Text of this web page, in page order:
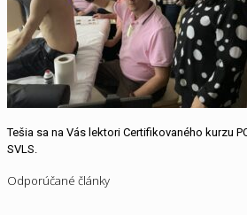
Tešia sa na Vás lektori Certifikovaného kurzu
SVLS.
Odporúčané články